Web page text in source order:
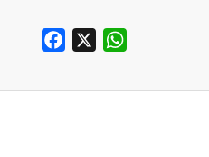
Facebook